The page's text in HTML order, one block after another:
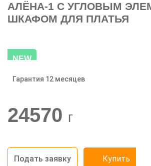
АЛЁНА-1 С УГЛОВЫМ
ШКАФОМ ДЛЯ ПЛАТЬЯ
NEW
-20%
Гарантия 12 месяцев
24570 г
Подать заявку Купить